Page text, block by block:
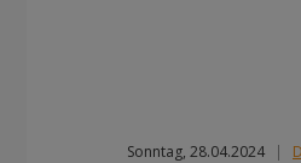
Sonntag, 28.04.2024 |